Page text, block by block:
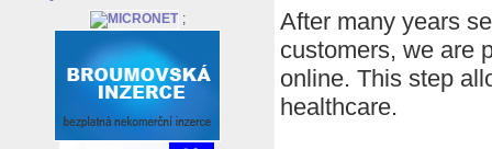
;
After many years
customers, we are
online. This step
healthcare.